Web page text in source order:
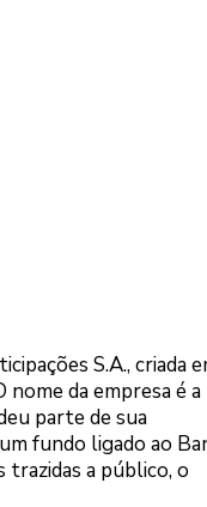
S.A., criada
da empresa é a
parte de sua
fundo ligado ao
trazidas a público, o